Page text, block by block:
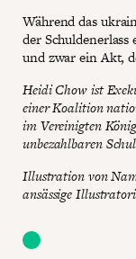
Während das
der
und zwar ein Akt,
Heidi Chow ist
einer Koalition
im Vereinigten
unbezahlbaren
Illustration von
ansässige